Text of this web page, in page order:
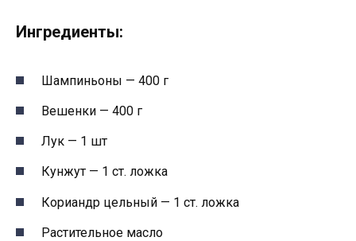
Ингредиенты:
Шампиньоны — 400 г
Вешенки — 400 г
Лук — 1 шт
Кунжут — 1 ст. ложка
Кориандр цельный — 1 ст. ложка
Растительное масло